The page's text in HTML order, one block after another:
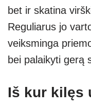
bet ir skatina
Reguliarus jo
veiksminga
bei palaikyti gerą
Iš kur kilęs